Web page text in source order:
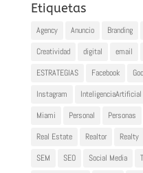
Etiquetas
Agency Anuncio Branding
Creatividad
digital email
ESTRATEGIAS
Facebook
Instagram
InteligenciaArtificial
Miami
Personal Personas
Real Estate
Realtor Realty
SEM
SEO Social Media